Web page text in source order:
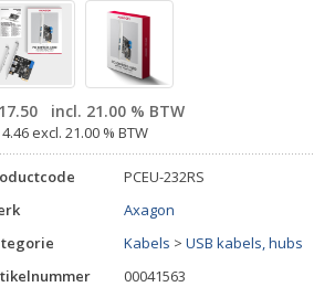
incl. 21.00 % BTW
excl. 21.00 % BTW
PCEU-232RS
Axagon
Kabels > USB kabels, hubs
00041563